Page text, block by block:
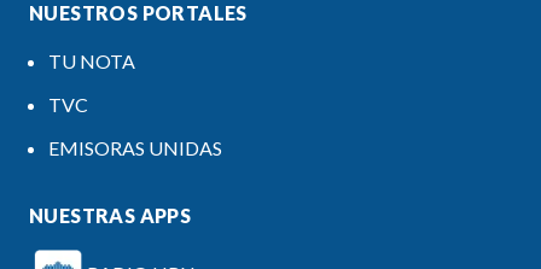
NUESTROS PORTALES
TU NOTA
TVC
EMISORAS UNIDAS
NUESTRAS APPS